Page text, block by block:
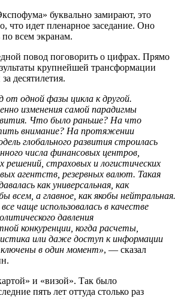
буквально замирают, это
что идет пленарное заседание. Оно
по всем экранам.
повод поговорить о цифрах. Прямо
крупнейшей трансформации
десятилетия.
от одной фазы цикла к другой.
изменения самой парадигмы
Что было раньше? На что
внимание? На протяжении
глобального развития строилась
числа финансовых центров,
решений, страховых и логистических
агентств, резервных валют. Такая
как универсальная, как
всем, а главное, как якобы нейтральная.
чаще использовалась в качестве
давления
конкуренции, когда расчеты,
или даже доступ к информации
в один момент», — сказал
и «визой». Так было
пять лет оттуда столько раз